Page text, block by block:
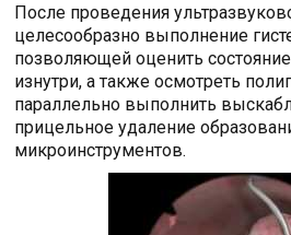
После проведения
целесообразно выполнение
позволяющей оценить
изнутри, а также осмотреть
параллельно выполнить
прицельное удаление
микроинструментов.